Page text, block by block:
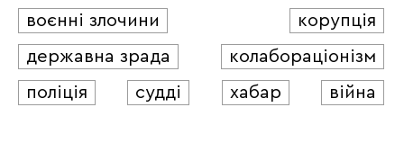
воєнні злочини
корупція
державна зрада
колабораціонізм
поліція
судді хабар війна